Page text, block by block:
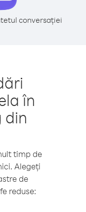
conversației
în
din
timp de
Alegeți
de
reduse: